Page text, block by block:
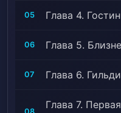
сильному, Меч и
Interests
05 Глава 4.
06 Глава 5.
07 Глава 6.
Глава 7.